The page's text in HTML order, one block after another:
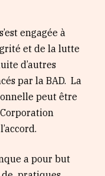
engagée à
et de la lutte
d’autres
par la BAD. La
peut être
a pour but